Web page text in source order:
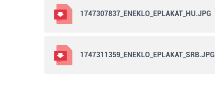
1747307837_ENEKLO_EPLAKAT_HU.JPG
1747311359_ENEKLO_EPLAKAT_SRB.JPG